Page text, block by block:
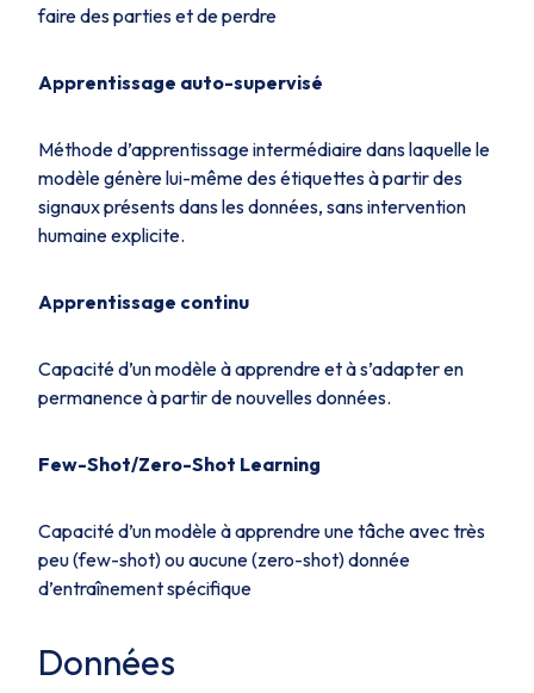
faire des parties et de perdre
Apprentissage auto-supervisé
Méthode d’apprentissage intermédiaire dans laquelle le
modèle génère lui-même des étiquettes à partir des
signaux présents dans les données, sans intervention
humaine explicite.
Apprentissage continu
Capacité d’un modèle à apprendre et à s’adapter en
permanence à partir de nouvelles données.
Few-Shot/Zero-Shot Learning
Capacité d’un modèle à apprendre une tâche avec très
peu (few-shot) ou aucune (zero-shot) donnée
d’entraînement spécifique
Données